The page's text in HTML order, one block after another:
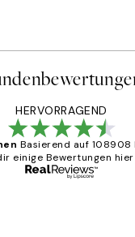
HERVORRAGEND
Basierend auf 108908
einige Bewertungen hier